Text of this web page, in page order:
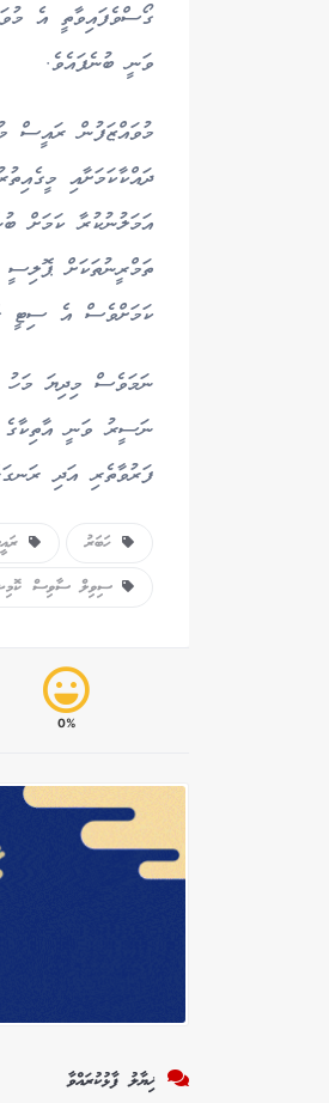
ވަނީ ބުނެފައެވެ.
މުވައްޒަފުން ރައީސް
ދައްކާކަމަށާއި
އަމަލުނުކުރާ ކަމަށް
ތަމްރީނުތަކަށް
ކަމަށްވެސް އެ ސިޓީ
ނަމަވެސް މިދިޔަ މަހު
ނަސީރު ވަނީ އާތިކާގެ
ފަރުވާތެރި އަދި
ހަބަރު
ސިވިލް ސާވިސް
0%
ޚިޔާލު ފާޅުކުރައްވާ